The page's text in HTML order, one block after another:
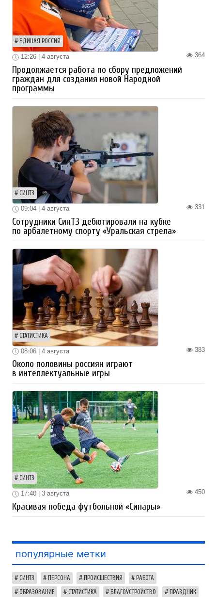
ЕДИНАЯ РОССИЯ
364
12:26 | 4 августа
Продолжается работа по сбору предложений
граждан для создания новой Народной
программы
СИНТЗ
331
09:04 | 4 августа
Сотрудники СинТЗ дебютировали на кубке
по арбалетному спорту «Уральская стрела»
СТАТИСТИКА
383
08:06 | 4 августа
Около половины россиян играют
в интеллектуальные игры
СИНТЗ
450
17:40 | 3 августа
Красивая победа футбольной «Синары»
популярные метки
СИНТЗ ПЕРСОНА ПРОИСШЕСТВИЯ РАБОТА
ОБРАЗОВАНИЕ СТАТИСТИКА БЛАГОУСТРОЙСТВО ПРАЗДНИК